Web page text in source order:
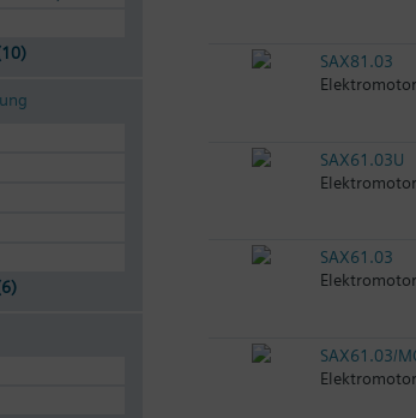
SAX81.03
SAX61.03U
SAX61.03
SAX61.03/